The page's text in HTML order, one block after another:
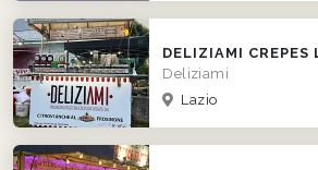
DELIZIAMI CREPES
Deliziami
Lazio